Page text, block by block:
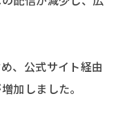
、公式サイト経由
加しました。